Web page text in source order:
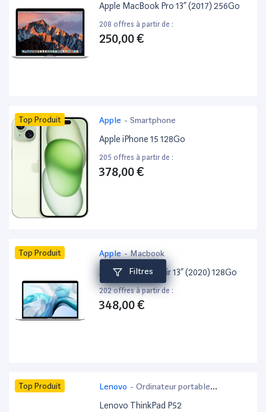
Filtres
Apple MacBook Pro 13” (2017) 256Go
208 offres à partir de :
250,00 €
Top Produit Apple - Smartphone
Apple iPhone 15 128Go
205 offres à partir de :
378,00 €
Top Produit Apple- Macbook
Apple MacBook Air 13” (2020) 128Go
202 offres à partir de :
348,00 €
Top Produit Lenovo - Ordinateur portable
bureautique
Lenovo ThinkPad P52